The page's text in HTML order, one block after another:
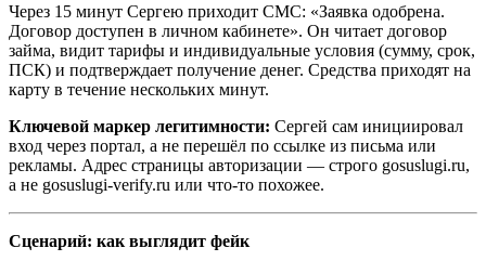
Через 15 минут Сергею приходит СМС: «Заявка одобрена.
Договор доступен в личном кабинете». Он читает договор
займа, видит тарифы и индивидуальные условия (сумму, срок,
ПСК) и подтверждает получение денег. Средства приходят на
карту в течение нескольких минут.
Ключевой маркер легитимности: Сергей сам инициировал
вход через портал, а не перешёл по ссылке из письма или
рекламы. Адрес страницы авторизации — строго gosuslugi.ru,
а не gosuslugi-verify.ru или что-то похожее.
Сценарий: как выглядит фейк